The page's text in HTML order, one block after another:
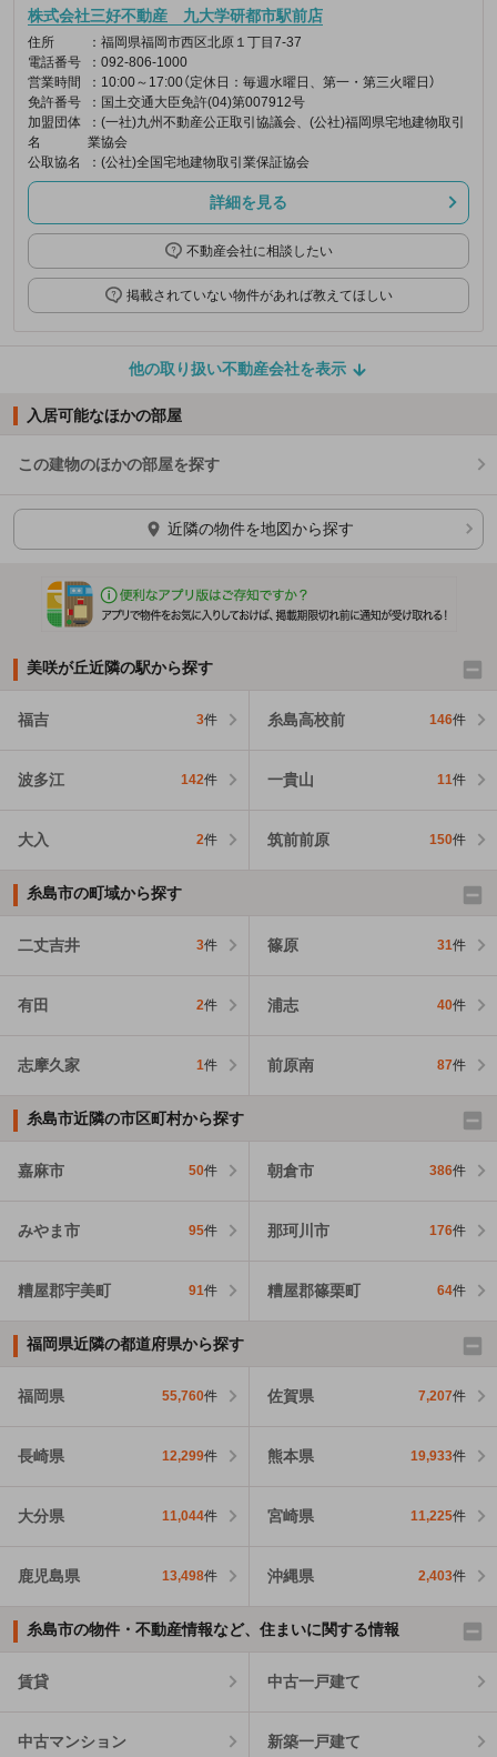
株式会社三好不動産 九大学研都市駅前店
住所
：福岡県福岡市西区北原１丁目7-37
電話番号
：092-806-1000
営業時間
：10:00～17:00（定休日：毎週水曜日、第一・第三火曜日）
免許番号
：国土交通大臣免許(04)第007912号
加盟団体
名
：(一社)九州不動産公正取引協議会、(公社)福岡県宅地建物取引
業協会
公取協名
：(公社)全国宅地建物取引業保証協会
詳細を見る
不動産会社に相談したい
掲載されていない物件があれば教えてほしい
他の取り扱い不動産会社を表示
入居可能なほかの部屋
この建物のほかの部屋を探す
ほかの部屋を検索中…
近隣の物件を地図から探す
美咲が丘近隣の駅から探す
福吉 3件 糸島高校前 146件
波多江 142件 一貴山 11件
大入 2件 筑前前原 150件
糸島市の町域から探す
二丈吉井 3件 篠原 31件
有田 2件 浦志 40件
志摩久家 1件 前原南 87件
糸島市近隣の市区町村から探す
嘉麻市 50件 朝倉市 386件
みやま市 95件 那珂川市 176件
糟屋郡宇美町 91件 糟屋郡篠栗町 64件
福岡県近隣の都道府県から探す
福岡県 55,760件 佐賀県 7,207件
長崎県 12,299件 熊本県 19,933件
大分県 11,044件 宮崎県 11,225件
鹿児島県 13,498件 沖縄県 2,403件
糸島市の物件・不動産情報など、住まいに関する情報
賃貸 中古一戸建て
中古マンション 新築一戸建て